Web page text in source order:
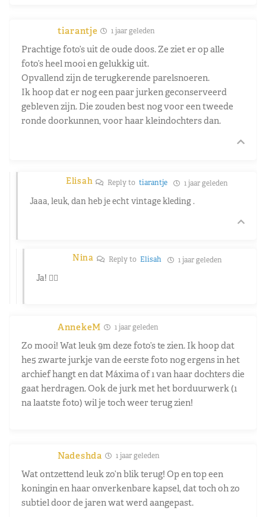
tiarantje 1 jaar geleden
Prachtige foto’s uit de oude doos. Ze ziet er op alle
foto’s heel mooi en gelukkig uit.
Opvallend zijn de terugkerende parelsnoeren.
Ik hoop dat er nog een paar jurken geconserveerd
gebleven zijn. Die zouden best nog voor een tweede
ronde doorkunnen, voor haar kleindochters dan.
Elisah Reply totiarantje 1 jaar geleden
Jaaa, leuk, dan heb je echt vintage kleding .
Nina Reply to Elisah 1 jaar geleden
Ja! 👍🏻
AnnekeM 1 jaar geleden
Zo mooi! Wat leuk 9m deze foto’s te zien. Ik hoop dat
he5 zwarte jurkje van de eerste foto nog ergens in het
archief hangt en dat Máxima of 1 van haar dochters die
gaat herdragen. Ook de jurk met het borduurwerk (1
na laatste foto) wil je toch weer terug zien!
Nadeshda 1 jaar geleden
Wat ontzettend leuk zo’n blik terug! Op en top een
koningin en haar onverkenbare kapsel, dat toch oh zo
subtiel door de jaren wat werd aangepast.